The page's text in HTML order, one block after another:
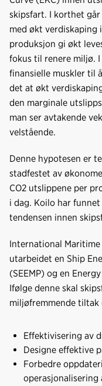
skipsfart. I korthet
med økt verdiskaping
produksjon gi økt
fokus til renere miljø.
finansielle muskler til
det at økt
den marginale
man ser avtakende
velstående.
Denne hypotesen er
stadfestet av
CO2 utslippene per
i dag. Koilo har
tendensen innen
International
utarbeidet en Ship
(SEEMP) og en
Ifølge denne skal
miljøfremmende tiltak
Effektivisering av
Designe effektive
Forbedre